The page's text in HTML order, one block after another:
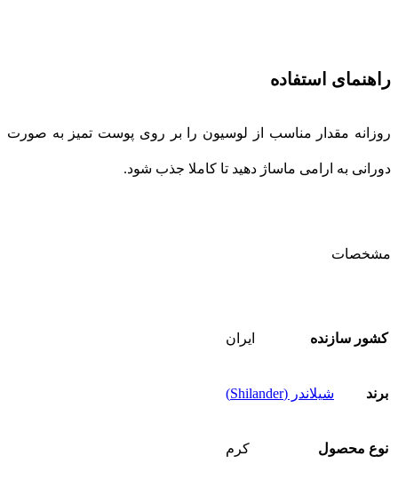
راهنمای استفاده
روزانه مقدار مناسب از لوسیون را بر روی پوست تمیز به صورت
دورانی به ارامی ماساژ دهید تا کاملا جذب شود.
مشخصات
کشور سازنده ایران
برند شیلاندر (Shilander)
نوع محصول کرم